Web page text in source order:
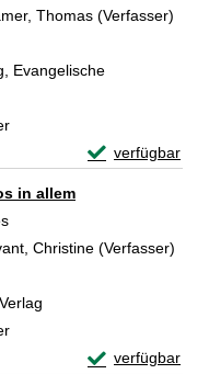
Thomas (Verfasser)
Evangelische
verfügbar
Exemplar-
in allem
Christine (Verfasser)
verfügbar
Exemplar-